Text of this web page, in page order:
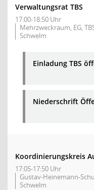
Verwaltungsrat TBS
17:00-18:50 Uhr
Mehrzweckraum, EG,
Schwelm
Einladung TBS
Niederschrift
Koordinierungskreis
17:05-17:50 Uhr
Gustav-Heinemann-
Schwelm